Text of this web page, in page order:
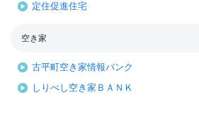
定住促進住宅
空き家
古平町空き家情報バンク
しりべし空き家ＢＡＮＫ